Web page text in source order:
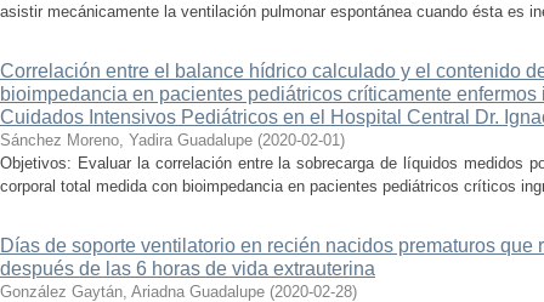
asistir mecánicamente la ventilación pulmonar espontánea cuando ésta es
Correlación entre el balance hídrico calculado y el contenido
bioimpedancia en pacientes pediátricos críticamente
Cuidados Intensivos Pediátricos en el Hospital Central Dr.
Sánchez Moreno, Yadira Guadalupe (2020-02-01)
Objetivos: Evaluar la correlación entre la sobrecarga de líquidos medidos
corporal total medida con bioimpedancia en pacientes pediátricos críticos
Días de soporte ventilatorio en recién nacidos prematuros que
después de las 6 horas de vida extrauterina
González Gaytán, Ariadna Guadalupe (2020-02-28)